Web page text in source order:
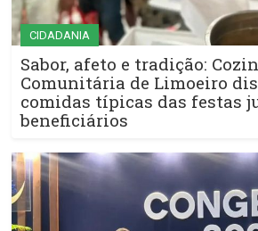
CIDADANIA
Sabor, afeto e tradição:
Comunitária de Limoeiro
comidas típicas das festas
beneficiários